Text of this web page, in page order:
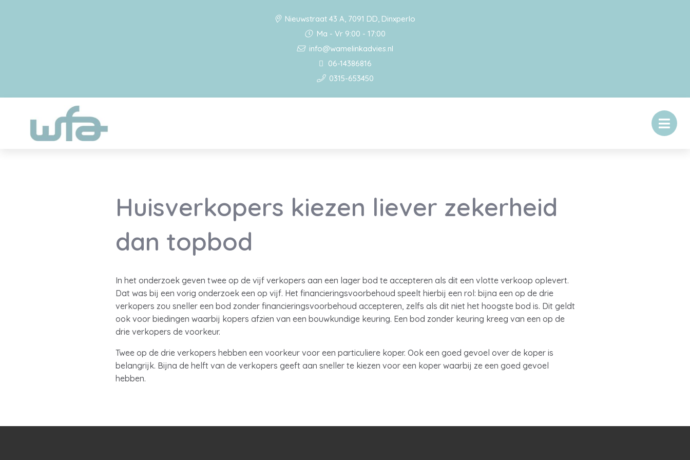
Nieuwstraat 43 A, 7091 DD, Dinxperlo
Ma - Vr 9:00 - 17:00
info@wamelinkadvies.nl
06-14386816
0315-653450
Huisverkopers kiezen liever zekerheid
dan topbod
In het onderzoek geven twee op de vijf verkopers aan een lager bod te accepteren als dit een vlotte verkoop oplevert.
Dat was bij een vorig onderzoek een op vijf. Het financieringsvoorbehoud speelt hierbij een rol: bijna een op de drie
verkopers zou sneller een bod zonder financieringsvoorbehoud accepteren, zelfs als dit niet het hoogste bod is. Dit geldt
ook voor biedingen waarbij kopers afzien van een bouwkundige keuring. Een bod zonder keuring kreeg van een op de
drie verkopers de voorkeur.
Twee op de drie verkopers hebben een voorkeur voor een particuliere koper. Ook een goed gevoel over de koper is
belangrijk. Bijna de helft van de verkopers geeft aan sneller te kiezen voor een koper waarbij ze een goed gevoel
hebben.